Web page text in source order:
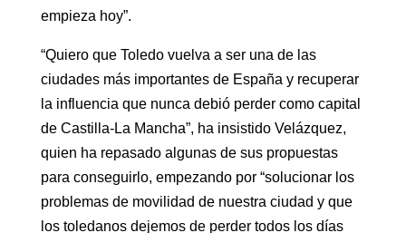
empieza hoy”.
“Quiero que Toledo vuelva a ser una de las
ciudades más importantes de España y recuperar
la influencia que nunca debió perder como capital
de Castilla-La Mancha”, ha insistido Velázquez,
quien ha repasado algunas de sus propuestas
para conseguirlo, empezando por “solucionar los
problemas de movilidad de nuestra ciudad y que
los toledanos dejemos de perder todos los días